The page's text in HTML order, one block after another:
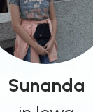
Sunanda